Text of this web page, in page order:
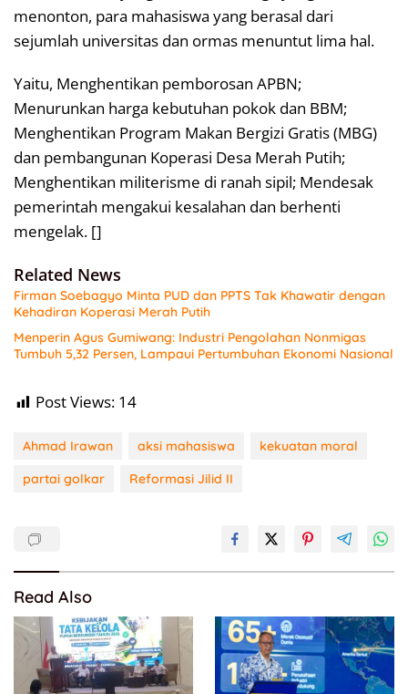
menonton, para mahasiswa yang berasal dari
sejumlah universitas dan ormas menuntut lima hal.
Yaitu, Menghentikan pemborosan APBN;
Menurunkan harga kebutuhan pokok dan BBM;
Menghentikan Program Makan Bergizi Gratis (MBG)
dan pembangunan Koperasi Desa Merah Putih;
Menghentikan militerisme di ranah sipil; Mendesak
pemerintah mengakui kesalahan dan berhenti
mengelak. []
Related News
Firman Soebagyo Minta PUD dan PPTS Tak Khawatir dengan
Kehadiran Koperasi Merah Putih
Menperin Agus Gumiwang: Industri Pengolahan Nonmigas
Tumbuh 5,32 Persen, Lampaui Pertumbuhan Ekonomi Nasional
Post Views: 14
Ahmad Irawan aksi mahasiswa
kekuatan moral
partai golkar
Reformasi Jilid II
Read Also